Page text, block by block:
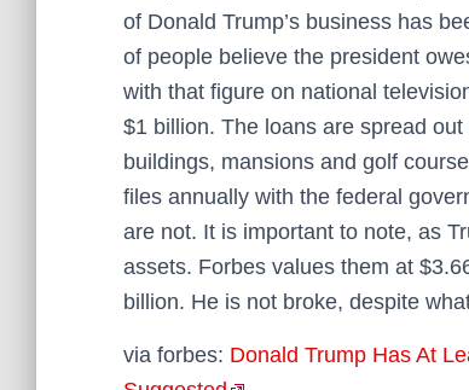
of Donald Trump’s business has
of people believe the president
with that figure on national
$1 billion. The loans are spread
buildings, mansions and golf
files annually with the federal
are not. It is important to note, as
assets. Forbes values them at
billion. He is not broke, despite
via forbes: Donald Trump Has At